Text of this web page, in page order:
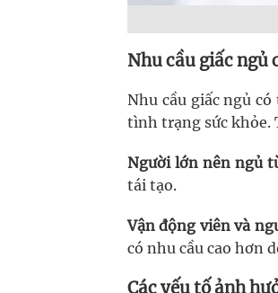
Nhu cầu giấc ngủ
Nhu cầu giấc ngủ
tình trạng sức khỏe.
Người lớn nên ngủ
tái tạo.
Vận động viên và
có nhu cầu cao hơn
Các yếu tố ảnh